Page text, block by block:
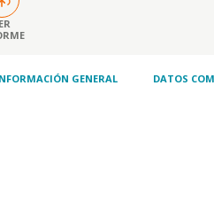
GENERAL DATOS